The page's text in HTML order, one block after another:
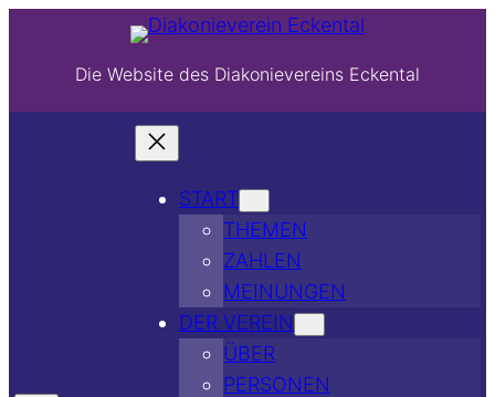
Die Website des Diakonievereins Eckental
START
THEMEN
ZAHLEN
MEINUNGEN
DER VEREIN
ÜBER
PERSONEN